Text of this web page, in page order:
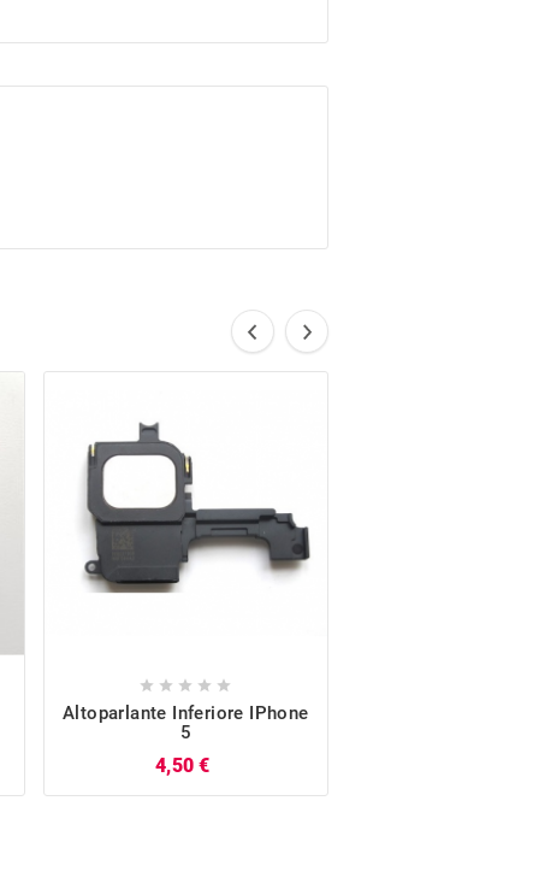
    
Altoparlante Inferiore IPhone
5
4,50 €